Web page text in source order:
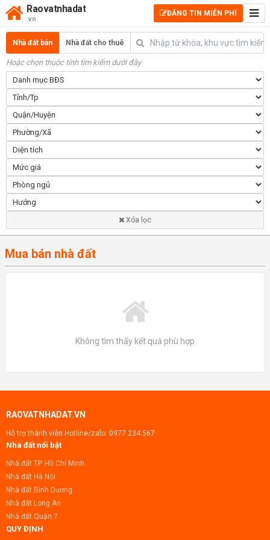
Raovatnhadat
.vn
ĐĂNG TIN MIỄN PHÍ
Nhà đất bán Nhà đất cho thuê
Hoặc chọn thuộc tính tìm kiếm dưới đây
Xóa lọc
Mua bán nhà đất
Không tìm thấy kết quả phù hợp
RAOVATNHADAT.VN
Hỗ trợ thành viên Hotline/zalo: 0977 234 567
Nhà đất nổi bật
Nhà đất TP. Hồ Chí Minh
Nhà đất Hà Nội
Nhà đất Bình Dương
Nhà đất Long An
Nhà đất Quận 7
QUY ĐỊNH